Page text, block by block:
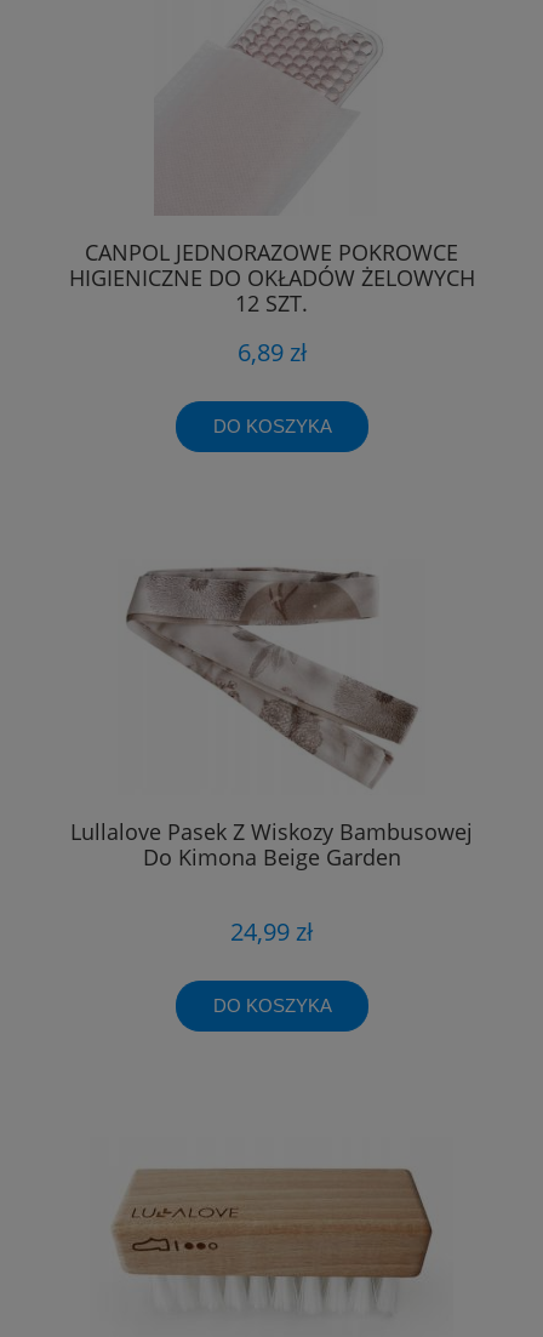
CANPOL JEDNORAZOWE POKROWCE
HIGIENICZNE DO OKŁADÓW ŻELOWYCH
12 SZT.
6,89 zł
DO KOSZYKA
Lullalove Pasek Z Wiskozy Bambusowej
Do Kimona Beige Garden
24,99 zł
DO KOSZYKA